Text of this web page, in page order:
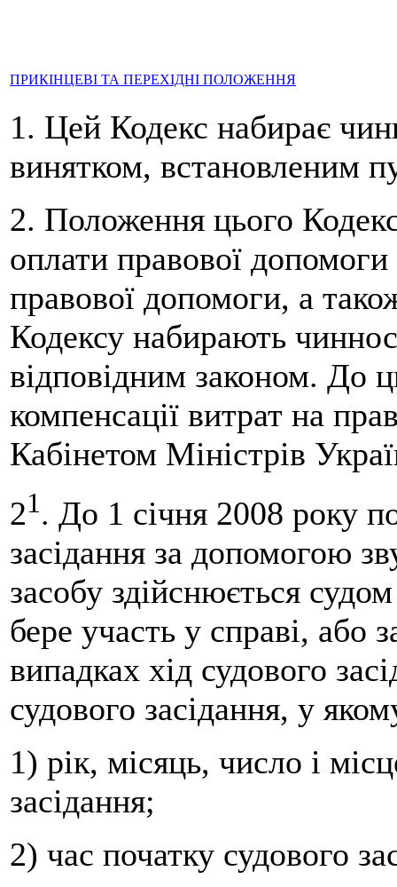
ПРИКІНЦЕВІ ТА ПЕРЕХІДНІ ПОЛОЖЕННЯ
1. Цей Кодекс набирає
винятком, встановленим
2. Положення цього
оплати правової
правової допомоги, а
Кодексу набирають
відповідним законом. До
компенсації витрат на
Кабінетом Міністрів
21. До 1 січня 2008 року
засідання за допомогою
засобу здійснюється
бере участь у справі, або
випадках хід судового
судового засідання, у
1) рік, місяць, число і
засідання;
2) час початку судового